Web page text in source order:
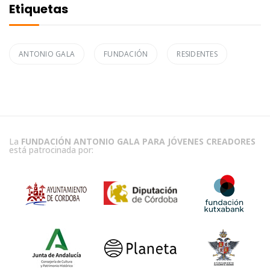
Etiquetas
ANTONIO GALA FUNDACIÓN RESIDENTES
La FUNDACIÓN ANTONIO GALA PARA JÓVENES CREADORES
está patrocinada por: